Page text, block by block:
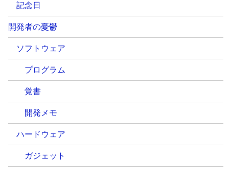
記念日
開発者の憂鬱
ソフトウェア
プログラム
覚書
開発メモ
ハードウェア
ガジェット